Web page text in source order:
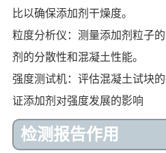
比以确保添加剂干燥度。
粒度分析仪：测量添加剂粒子
剂的分散性和混凝土性能。
强度测试机：评估混凝土试块
证添加剂对强度发展的影响
检测报告作用